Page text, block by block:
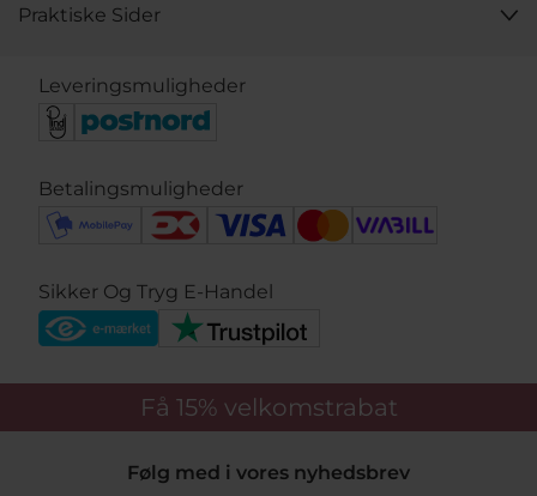
Praktiske Sider
Leveringsmuligheder
Betalingsmuligheder
Sikker Og Tryg E-Handel
Få 15% velkomstrabat
Følg med i vores nyhedsbrev